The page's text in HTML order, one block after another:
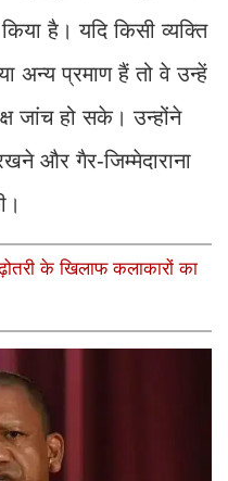
है। यदि किसी व्यक्ति
अन्य प्रमाण हैं तो वे उन्हें
जांच हो सके। उन्होंने
और गैर-जिम्मेदाराना
के खिलाफ कलाकारों का